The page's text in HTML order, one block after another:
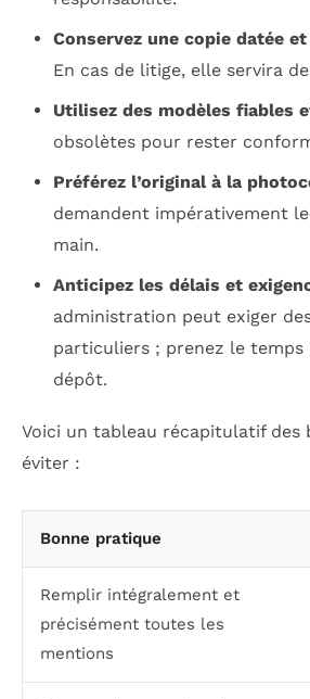
Conservez une copie datée
En cas de litige, elle servira
Utilisez des modèles fiables
obsolètes pour rester
Préférez l’original à la
demandent impérativement
main.
Anticipez les délais et
administration peut exiger
particuliers ; prenez le
dépôt.
Voici un tableau récapitulatif des
éviter :
Bonne pratique
Remplir intégralement et
précisément toutes les
mentions